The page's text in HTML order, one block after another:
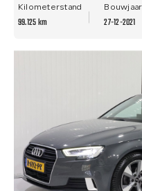
AUTO!
Kilometerstand
99.125 km
Bouwjaar
27-12-2021